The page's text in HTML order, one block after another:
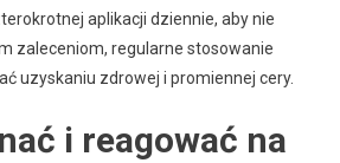
aplikacji dziennie, aby nie
zaleceniom, regularne stosowanie
uzyskaniu zdrowej i promiennej cery.
i reagować na